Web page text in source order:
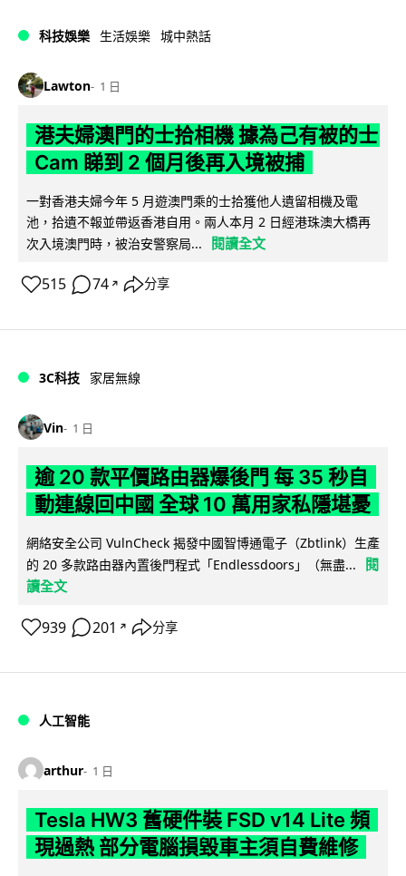
科技娛樂 生活娛樂 城中熱話
Lawton 1 日
港夫婦澳門的士拾相機 據為己有被的士
Cam 睇到 2 個月後再入境被捕
一對香港夫婦今年 5 月遊澳門乘的士拾獲他人遺留相機及電
池，拾遺不報並帶返香港自用。兩人本月 2 日經港珠澳大橋再
次入境澳門時，被治安警察局...
閱讀全文
515 74 ↗ 分享
3C科技 家居無線
Vin 1 日
逾 20 款平價路由器爆後門 每 35 秒自
動連線回中國 全球 10 萬用家私隱堪憂
網絡安全公司 VulnCheck 揭發中國智博通電子（Zbtlink）生產
的 20 多款路由器內置後門程式「Endlessdoors」（無盡...
閱
讀全文
939 201 ↗ 分享
人工智能
arthur 1 日
Tesla HW3 舊硬件裝 FSD v14 Lite 頻
現過熱 部分電腦損毀車主須自費維修